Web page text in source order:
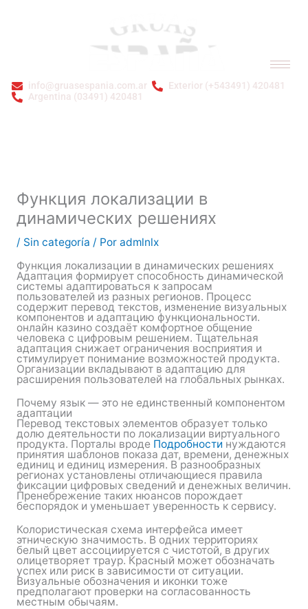
info@gruasespania.com.ar
Exterior (+543491) 420481
Argentina (03491) 420481
Функция локализации в
динамических решениях
/ Sin categoría / Por admlnlx
Функция локализации в динамических решениях
Адаптация формирует способность динамической
системы адаптироваться к запросам
пользователей из разных регионов. Процесс
содержит перевод текстов, изменение визуальных
компонентов и адаптацию функциональности.
онлайн казино создаёт комфортное общение
человека с цифровым решением. Тщательная
адаптация снижает ограничения восприятия и
стимулирует понимание возможностей продукта.
Организации вкладывают в адаптацию для
расширения пользователей на глобальных рынках.
Почему язык — это не единственный компонентом
адаптации
Перевод текстовых элементов образует только
долю деятельности по локализации виртуального
продукта. Порталы вроде Подробностинуждаются
принятия шаблонов показа дат, времени, денежных
единиц и единиц измерения. В разнообразных
регионах установлены отличающиеся правила
фиксации цифровых сведений и денежных величин.
Пренебрежение таких нюансов порождает
беспорядок и уменьшает уверенность к сервису.
Колористическая схема интерфейса имеет
этническую значимость. В одних территориях
белый цвет ассоциируется с чистотой, в других
олицетворяет траур. Красный может обозначать
успех или риск в зависимости от ситуации.
Визуальные обозначения и иконки тоже
предполагают проверки на согласованность
местным обычаям.